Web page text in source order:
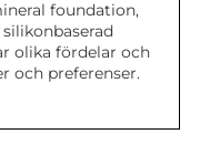
foundation,
olika fördelar och
och preferenser.